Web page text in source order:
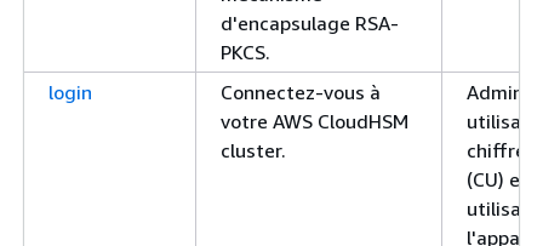
d'encapsulage RSA-
PKCS.
login
Connectez-vous à
votre AWS CloudHSM
cluster.
(CU) et